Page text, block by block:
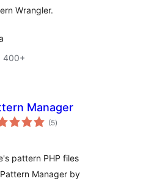
Wrangler.
400+
Manager
(5total
aprecieri
)
pattern PHP files
Manager by